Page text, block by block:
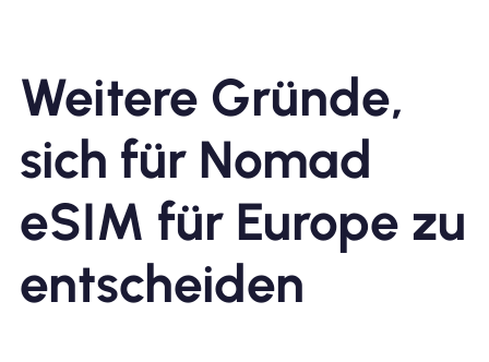
Weitere Gründe,
sich für Nomad
eSIM für Europe zu
entscheiden